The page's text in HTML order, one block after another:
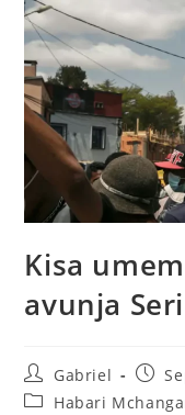
Kisa
avunja
Gabriel
Habari